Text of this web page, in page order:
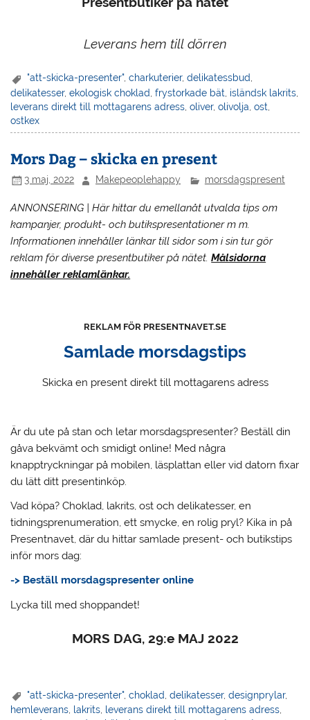
Leverans hem till dörren
"att-skicka-presenter",charkuterier,delikatessbud,
delikatesser,ekologisk choklad ,frystorkade bät isländsk lakrits
leverans direkt till mottagarens adress ,oliver,olivolja ,ost
ostkex
Mors Dag – skicka en present
3 maj, 2022 Makepeoplehappy morsdagspresent
ANNONSERING | Här hittar du emellanåt utvalda tips om
kampanjer, produkt- och butikspresentationer m m.
Informationen innehåller länkar till sidor som i sin tur gör
reklam för diverse presentbutiker på nätet.Målsidorna
innehåller reklamlänkar.
REKLAM FÖR PRESENTNAVET.SE
Samlade morsdagstips
Skicka en present direkt till mottagarens adress
Är du ute på stan och letar morsdagspresenter? Beställ din
gåva bekvämt och smidigt online! Med några
knapptryckningar på mobilen, läsplattan eller vid datorn fixar
du lätt ditt presentinköp.
Vad köpa? Choklad, lakrits, ost och delikatesser, en
tidningsprenumeration, ett smycke, en rolig pryl? Kika in på
Presentnavet, där du hittar samlade present- och butikstips
inför mors dag:
-> Beställ morsdagspresenter online
Lycka till med shoppandet!
MORS DAG, 29:e MAJ 2022
"att-skicka-presenter",choklad ,delikatesser,designprylar,
hemleverans lakrits leverans direkt till mottagarens adress